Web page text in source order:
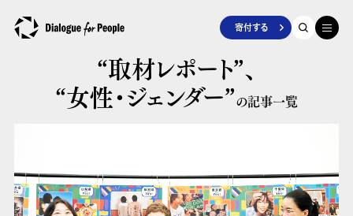
寄付する
“取材レポート”、
“女性・ジェンダー”の記事一覧